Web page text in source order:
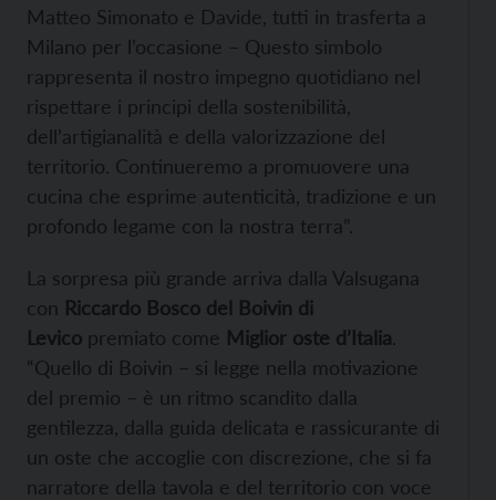
Matteo Simonato e Davide, tutti in trasferta a
Milano per l’occasione – Questo simbolo
rappresenta il nostro impegno quotidiano nel
rispettare i principi della sostenibilità,
dell’artigianalità e della valorizzazione del
territorio. Continueremo a promuovere una
cucina che esprime autenticità, tradizione e un
profondo legame con la nostra terra”.
La sorpresa più grande arriva dalla Valsugana
con Riccardo Bosco del Boivin di
Levico premiato come Miglior oste d’Italia.
“Quello di Boivin – si legge nella motivazione
del premio – è un ritmo scandito dalla
gentilezza, dalla guida delicata e rassicurante di
un oste che accoglie con discrezione, che si fa
narratore della tavola e del territorio con voce